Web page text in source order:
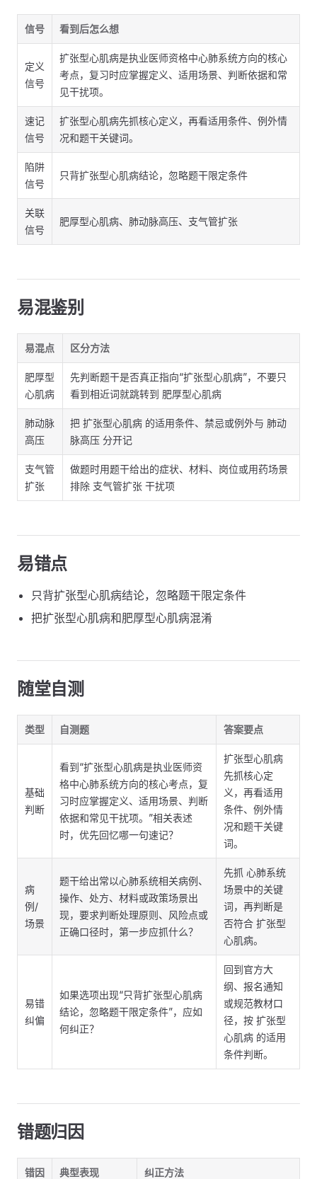
信号 看到后怎么想
定义
信号
扩张型心肌病是执业医师资格中心肺系统方向的核心
考点，复习时应掌握定义、适用场景、判断依据和常
见干扰项。
速记
信号
扩张型心肌病先抓核心定义，再看适用条件、例外情
况和题干关键词。
陷阱
信号
只背扩张型心肌病结论，忽略题干限定条件
关联
信号
肥厚型心肌病、肺动脉高压、支气管扩张
易混鉴别
易混点 区分方法
肥厚型
心肌病
先判断题干是否真正指向“扩张型心肌病”，不要只
看到相近词就跳转到 肥厚型心肌病
肺动脉
高压
把 扩张型心肌病 的适用条件、禁忌或例外与 肺动
脉高压 分开记
支气管
扩张
做题时用题干给出的症状、材料、岗位或用药场景
排除 支气管扩张 干扰项
易错点
只背扩张型心肌病结论，忽略题干限定条件
把扩张型心肌病和肥厚型心肌病混淆
随堂自测
类型 自测题 答案要点
基础
判断
看到“扩张型心肌病是执业医师资
格中心肺系统方向的核心考点，复
习时应掌握定义、适用场景、判断
依据和常见干扰项。”相关表述
时，优先回忆哪一句速记？
扩张型心肌病
先抓核心定
义，再看适用
条件、例外情
况和题干关键
词。
病
例/
场景
题干给出常以心肺系统相关病例、
操作、处方、材料或政策场景出
现，要求判断处理原则、风险点或
正确口径时，第一步应抓什么？
先抓 心肺系统
场景中的关键
词，再判断是
否符合 扩张型
心肌病。
易错
纠偏
如果选项出现“只背扩张型心肌病
结论，忽略题干限定条件”，应如
何纠正？
回到官方大
纲、报名通知
或规范教材口
径，按 扩张型
心肌病 的适用
条件判断。
错题归因
错因 典型表现 纠正方法